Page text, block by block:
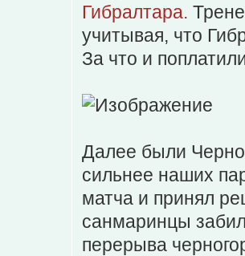
Гибралтара.
учитывая, что
За что и
Далее были
сильнее наших
матча и принял
санмаринцы
перерыва